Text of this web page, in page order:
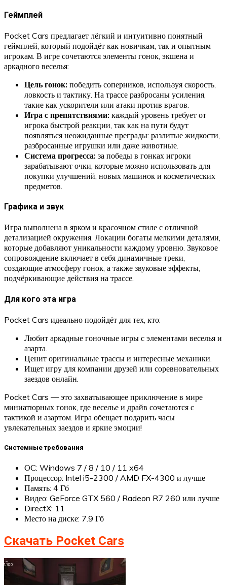
Геймплей
Pocket Cars предлагает лёгкий и интуитивно понятный
геймплей, который подойдёт как новичкам, так и опытным
игрокам. В игре сочетаются элементы гонок, экшена и
аркадного веселья:
Цель гонок: победить соперников, используя скорость,
ловкость и тактику. На трассе разбросаны усиления,
такие как ускорители или атаки против врагов.
Игра с препятствиями: каждый уровень требует от
игрока быстрой реакции, так как на пути будут
появляться неожиданные преграды: разлитые жидкости,
разбросанные игрушки или даже животные.
Система прогресса: за победы в гонках игроки
зарабатывают очки, которые можно использовать для
покупки улучшений, новых машинок и косметических
предметов.
Графика и звук
Игра выполнена в ярком и красочном стиле с отличной
детализацией окружения. Локации богаты мелкими деталями,
которые добавляют уникальности каждому уровню. Звуковое
сопровождение включает в себя динамичные треки,
создающие атмосферу гонок, а также звуковые эффекты,
подчёркивающие действия на трассе.
Для кого эта игра
Pocket Cars идеально подойдёт для тех, кто:
Любит аркадные гоночные игры с элементами веселья и
азарта.
Ценит оригинальные трассы и интересные механики.
Ищет игру для компании друзей или соревновательных
заездов онлайн.
Pocket Cars — это захватывающее приключение в мире
миниатюрных гонок, где веселье и драйв сочетаются с
тактикой и азартом. Игра обещает подарить часы
увлекательных заездов и яркие эмоции!
Системные требования
ОС: Windows 7 / 8 / 10 / 11 x64
Процессор: Intel i5-2300 / AMD FX-4300 и лучше
Память: 4 Гб
Видео: GeForce GTX 560 / Radeon R7 260 или лучше
DirectX: 11
Место на диске: 7.9 Гб
Скачать Pocket Cars